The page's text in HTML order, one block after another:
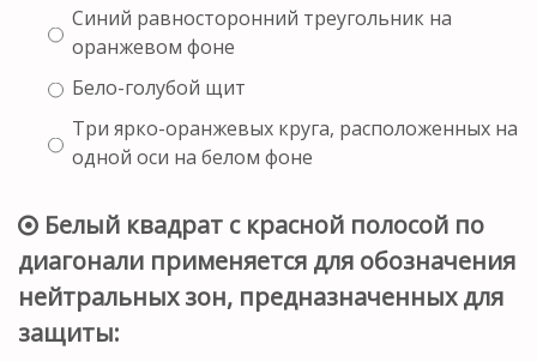
Синий равносторонний треугольник на
оранжевом фоне
Бело-голубой щит
Три ярко-оранжевых круга, расположенных на
одной оси на белом фоне
Белый квадрат с красной полосой по
диагонали применяется для обозначения
нейтральных зон, предназначенных для
защиты: